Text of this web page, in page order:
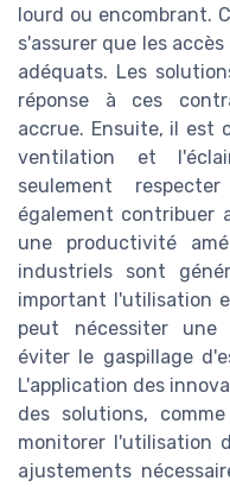
lourd ou encombrant.
s'assurer que les
adéquats. Les
réponse à ces
accrue. Ensuite, il est
ventilation et
seulement
également contribuer
une productivité
industriels sont
important l'utilisation
peut nécessiter une
éviter le gaspillage
L'application des
des solutions,
monitorer l'utilisation
ajustements